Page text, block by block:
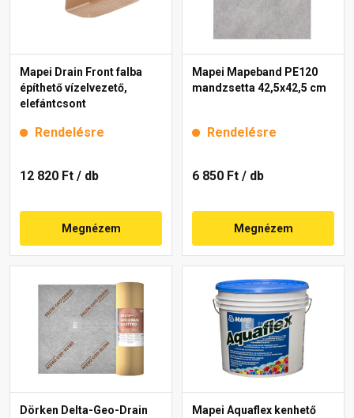
Mapei Drain Front falba
építhető vízelvezető,
elefántcsont
Rendelésre
12 820 Ft / db
Megnézem
Mapei Mapeband PE120
mandzsetta 42,5x42,5 cm
Rendelésre
6 850 Ft / db
Megnézem
Dörken Delta-Geo-Drain
Mapei Aquaflex kenhető